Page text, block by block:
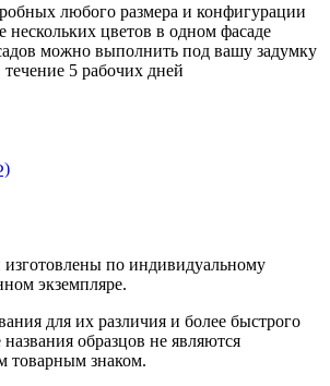
любого размера и конфигурации
нескольких цветов в одном фасаде
можно выполнить под вашу задумку
течение 5 рабочих дней
по индивидуальному
экземпляре.
для их различия и более быстрого
образцов не являются
товарным знаком.